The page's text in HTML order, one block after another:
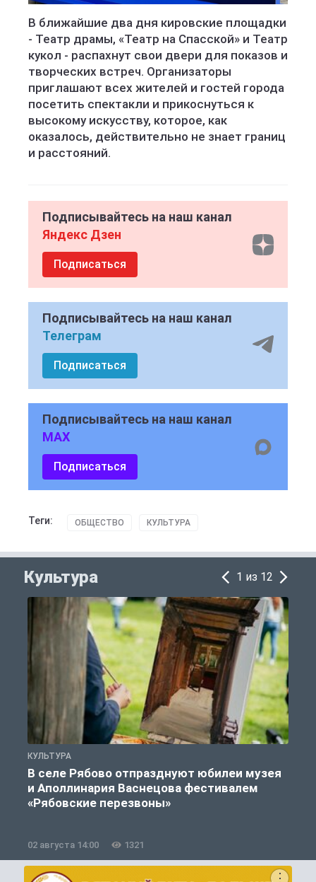
В ближайшие два дня кировские площадки
- Театр драмы, «Театр на Спасской» и Театр
кукол - распахнут свои двери для показов и
творческих встреч. Организаторы
приглашают всех жителей и гостей города
посетить спектакли и прикоснуться к
высокому искусству, которое, как
оказалось, действительно не знает границ
и расстояний.
Подписывайтесь на наш канал
Яндекс Дзен
Подписаться
Подписывайтесь на наш канал
Телеграм
Подписаться
Подписывайтесь на наш канал
MAX
Подписаться
Теги: ОБЩЕСТВО КУЛЬТУРА
Культура 1 из 12
КУЛЬТУРА
В селе Рябово отпразднуют юбилеи музея
и Аполлинария Васнецова фестивалем
«Рябовские перезвоны»
02 августа 14:00 1321